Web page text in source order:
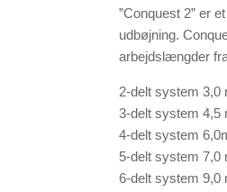
”Conquest 2” er
udbøjning.
arbejdslængder
2-delt system 3,0
3-delt system 4,5
4-delt system
5-delt system 7,0
6-delt system 9,0